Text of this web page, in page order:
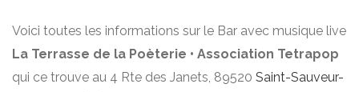
Voici toutes les informations sur le Bar avec musique live
La Terrasse de la Poèterie • Association Tetrapop
qui ce trouve au 4 Rte des Janets, 89520 Saint-Sauveur-